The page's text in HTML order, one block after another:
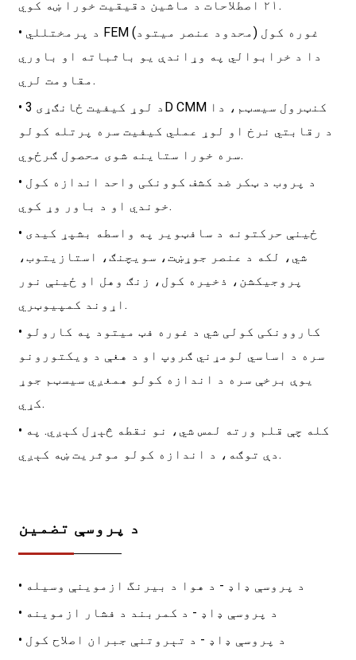
۲۱ اصطلاحات د ماشین دقیقیت خورا ښه کوي.
• د پرمختللي FEM (محدود عنصر میتود) غوره کول
دا د خرابوالي په وړاندې یو باثباته او باوري
مقاومت لري.
• د لوړ کیفیت ځانګړی 3D CMM کنټرول سیسټم، دا
د رقابتي نرخ او لوړ عملي کیفیت سره پرتله کولو
سره خورا ستاینه شوی محصول ګرځوي.
• د پروب د ټکر ضد کشف کوونکی واحد اندازه کول
خوندي او د باور وړ کوي.
• ځینې حرکتونه د سافټویر په واسطه بشپړ کیدی
شي، لکه د عنصر جوړښت، سویچنګ، استازیتوب،
پروجیکشن، ذخیره کول، زنګ وهل او ځینې نور
اړوند کمپیوټري.
• کاروونکی کولی شي د غوره فټ میتود په کارولو
سره د اساسي لومړني ګروپ او د هغې د ویکتورونو
یوې برخې سره د اندازه کولو همغږي سیسټم جوړ
کړي.
• کله چې قلم ورته لمس شي، نو نقطه څېړل کېږي. په
دې توګه، د اندازه کولو موثریت ښه کېږي.
د پروسې تضمین
• د پروسې ډاډ - د هوا د بیرنگ ازموینې وسیله
• د پروسې ډاډ - د کمربند د فشار ازموینه
• د پروسې ډاډ - د تېروتنې جبران اصلاح کول